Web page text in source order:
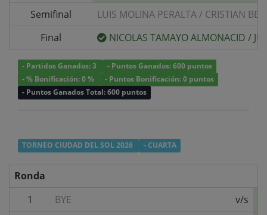
Semifinal
LUIS MOLINA PERALTA/ CRISTIAN
Final
NICOLAS TAMAYO ALMONACID /
- Partidos Ganados: 3
- Puntos Ganados: 600 puntos
- % Bonificación: 0 %
- Puntos Bonificación: 0 puntos
- Puntos Ganados Total: 600 puntos
TORNEO CIUDAD DEL SOL 2026 - CUARTA
Ronda
1
BYE
v/s